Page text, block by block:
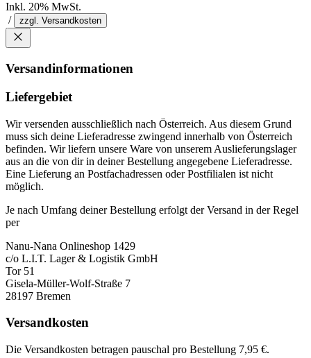
Inkl. 20% MwSt.
/
zzgl. Versandkosten
Versandinformationen
Liefergebiet
Wir versenden ausschließlich nach Österreich. Aus diesem Grund
muss sich deine Lieferadresse zwingend innerhalb von Österreich
befinden. Wir liefern unsere Ware von unserem Auslieferungslager
aus an die von dir in deiner Bestellung angegebene Lieferadresse.
Eine Lieferung an Postfachadressen oder Postfilialen ist nicht
möglich.
Je nach Umfang deiner Bestellung erfolgt der Versand in der Regel
per
Nanu-Nana Onlineshop 1429
c/o L.I.T. Lager & Logistik GmbH
Tor 51
Gisela-Müller-Wolf-Straße 7
28197 Bremen
Versandkosten
Die Versandkosten betragen pauschal pro Bestellung 7,95 €.